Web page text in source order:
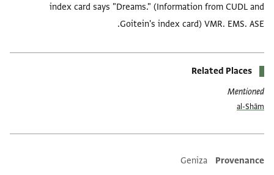
index card says "Dreams." (Information from CUDL and
Goitein's index card) VMR. EMS. ASE.
Related Places
Mentioned
al-Shām
Additional metadata
Provenance
Geniza